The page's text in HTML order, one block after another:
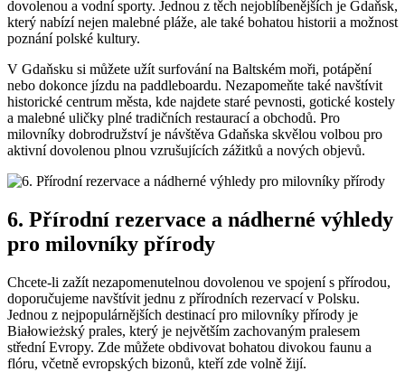
dovolenou a vodní sporty. Jednou z těch nejoblíbenějších je Gdaňsk,
který nabízí nejen malebné pláže, ale také bohatou historii a možnost
poznání polské kultury.
V Gdaňsku si můžete užít surfování na Baltském moři, potápění
nebo dokonce jízdu na paddleboardu. Nezapomeňte také navštívit
historické centrum města, kde najdete staré pevnosti, gotické kostely
a malebné uličky plné tradičních restaurací a obchodů. Pro
milovníky dobrodružství je návštěva Gdaňska skvělou volbou pro
aktivní dovolenou plnou vzrušujících zážitků a nových objevů.
6. Přírodní rezervace a nádherné výhledy
pro milovníky přírody
Chcete-li zažít nezapomenutelnou dovolenou ve spojení s přírodou,
doporučujeme navštívit jednu z přírodních rezervací v Polsku.
Jednou z nejpopulárnějších destinací pro milovníky přírody je
Białowieżský prales, který je největším zachovaným pralesem
střední Evropy. Zde můžete obdivovat bohatou divokou faunu a
flóru, včetně evropských bizonů, kteří zde volně žijí.